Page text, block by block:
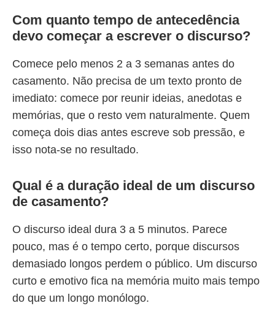
Com quanto tempo de antecedência
devo começar a escrever o discurso?
Comece pelo menos 2 a 3 semanas antes do
casamento. Não precisa de um texto pronto de
imediato: comece por reunir ideias, anedotas e
memórias, que o resto vem naturalmente. Quem
começa dois dias antes escreve sob pressão, e
isso nota-se no resultado.
Qual é a duração ideal de um discurso
de casamento?
O discurso ideal dura 3 a 5 minutos. Parece
pouco, mas é o tempo certo, porque discursos
demasiado longos perdem o público. Um discurso
curto e emotivo fica na memória muito mais tempo
do que um longo monólogo.